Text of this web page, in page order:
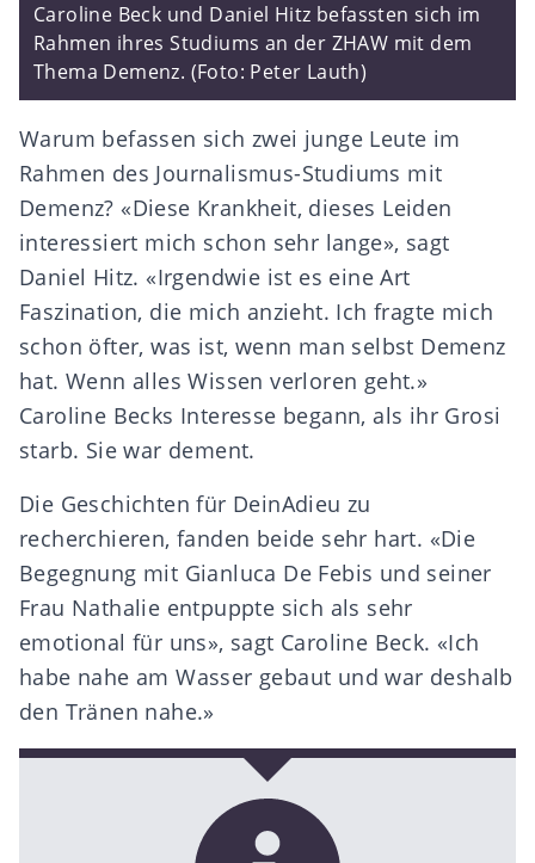
Caroline Beck und Daniel Hitz befassten sich im
Rahmen ihres Studiums an der ZHAW mit dem
Thema Demenz. (Foto: Peter Lauth)
Warum befassen sich zwei junge Leute im
Rahmen des Journalismus-Studiums mit
Demenz? «Diese Krankheit, dieses Leiden
interessiert mich schon sehr lange», sagt
Daniel Hitz. «Irgendwie ist es eine Art
Faszination, die mich anzieht. Ich fragte mich
schon öfter, was ist, wenn man selbst Demenz
hat. Wenn alles Wissen verloren geht.»
Caroline Becks Interesse begann, als ihr Grosi
starb. Sie war dement.
Die Geschichten für DeinAdieu zu
recherchieren, fanden beide sehr hart. «Die
Begegnung mit Gianluca De Febis und seiner
Frau Nathalie entpuppte sich als sehr
emotional für uns», sagt Caroline Beck. «Ich
habe nahe am Wasser gebaut und war deshalb
den Tränen nahe.»